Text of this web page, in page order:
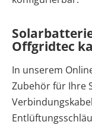
Offgridtec
In unserem
Zubehör für Ihre